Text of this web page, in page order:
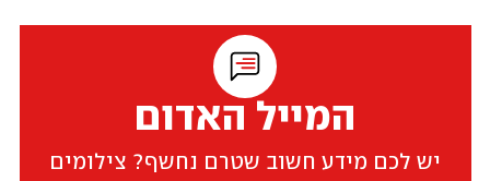
המייל האדום
יש לכם מידע חשוב שטרם נחשף? צילומים